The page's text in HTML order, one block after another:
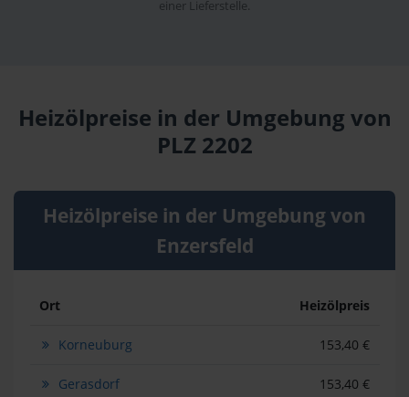
einer Lieferstelle.
Heizölpreise in der Umgebung von
PLZ 2202
Heizölpreise in der Umgebung von
Enzersfeld
Ort Heizölpreis
Korneuburg 153,40 €
Gerasdorf 153,40 €